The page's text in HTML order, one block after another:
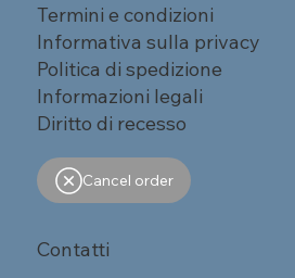
Termini e condizioni
Informativa sulla privacy
Politica di spedizione
Informazioni legali
Diritto di recesso
Cancel order
Contatti